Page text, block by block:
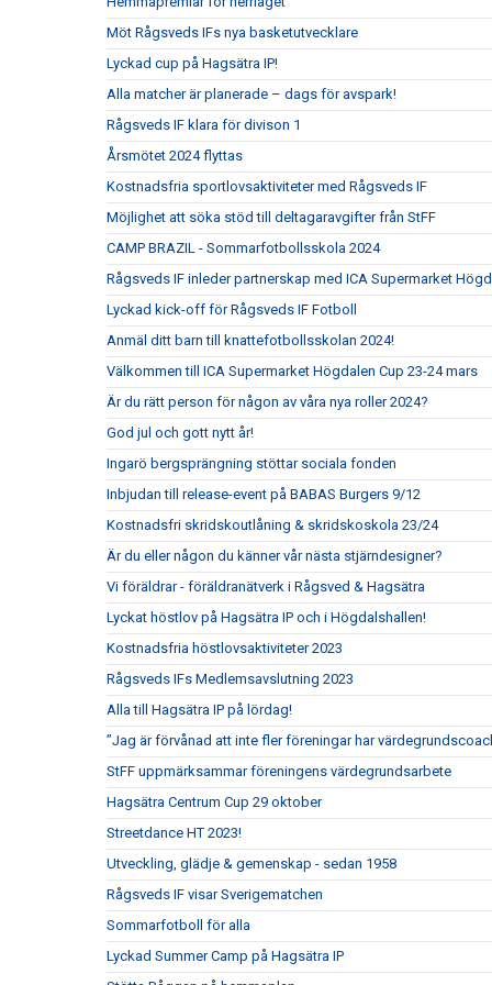
Möt Rågsveds IFs nya basketutvecklare
Lyckad cup på Hagsätra IP!
Alla matcher är planerade – dags för avspark!
Rågsveds IF klara för divison 1
Årsmötet 2024 flyttas
Kostnadsfria sportlovsaktiviteter med Rågsveds IF
Möjlighet att söka stöd till deltagaravgifter från StFF
CAMP BRAZIL - Sommarfotbollsskola 2024
Rågsveds IF inleder partnerskap med ICA Supermarket
Lyckad kick-off för Rågsveds IF Fotboll
Anmäl ditt barn till knattefotbollsskolan 2024!
Välkommen till ICA Supermarket Högdalen Cup 23-24 mars
Är du rätt person för någon av våra nya roller 2024?
God jul och gott nytt år!
Ingarö bergsprängning stöttar sociala fonden
Inbjudan till release-event på BABAS Burgers 9/12
Kostnadsfri skridskoutlåning & skridskoskola 23/24
Är du eller någon du känner vår nästa stjärndesigner?
Vi föräldrar - föräldranätverk i Rågsved & Hagsätra
Lyckat höstlov på Hagsätra IP och i Högdalshallen!
Kostnadsfria höstlovsaktiviteter 2023
Rågsveds IFs Medlemsavslutning 2023
Alla till Hagsätra IP på lördag!
”Jag är förvånad att inte fler föreningar har
StFF uppmärksammar föreningens värdegrundsarbete
Hagsätra Centrum Cup 29 oktober
Streetdance HT 2023!
Utveckling, glädje & gemenskap - sedan 1958
Rågsveds IF visar Sverigematchen
Sommarfotboll för alla
Lyckad Summer Camp på Hagsätra IP